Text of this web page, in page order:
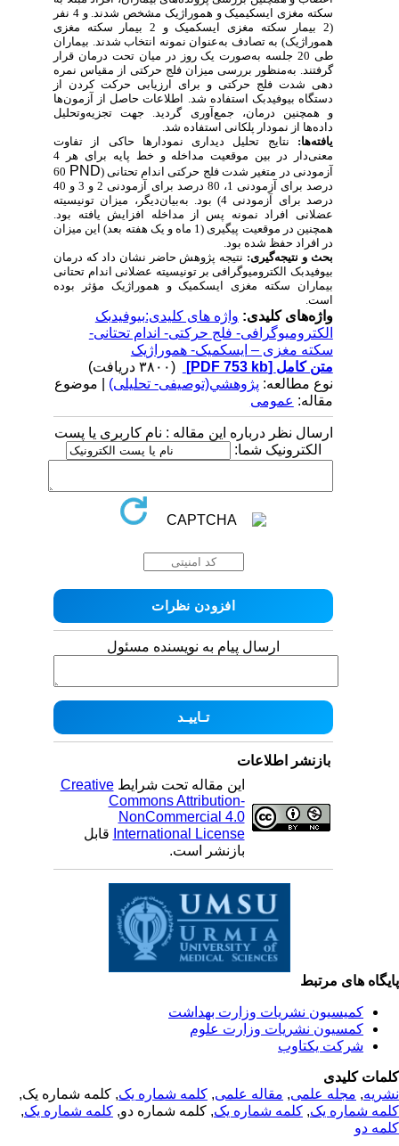
سکته مغزی ایسکیمیک و هموراژیک مشخص شدند. و 4 نفر
(2 بیمار سکته مغزی ایسکمیک و 2 بیمار سکته مغزی
هموراژیک) به تصادف به‌عنوان نمونه انتخاب شدند. بیماران
طی 20 جلسه به‌صورت یک روز در میان تحت درمان قرار
گرفتند. به‌منظور بررسی میزان فلج حرکتی از مقیاس نمره
دهی شدت فلج حرکتی و برای ارزیابی حرکت کردن از
دستگاه بیوفیدبک استفاده شد. اطلاعات حاصل از آزمون‌ها
و همچنین درمان، جمع‌آوری گردید. جهت تجزیه‌و‌تحلیل
داده‌ها از نمودار پلکانی استفاده شد.
یافته‌ها:نتایج تحلیل دیداری نمودارها حاکی از تفاوت
معنی‌دار در بین موقعیت مداخله و خط پایه برای هر 4
آزمودنی در متغیرشدت فلج حرکتیاندام تحتانی ( PND
60
درصد برای آزمودنی 1، 80 درصد برای آزمودنی 2 و 3 و 40
درصد برای آزمودنی 4
) بود. به‌بیان‌دیگر، میزان تونیسیته
عضلانی افراد نمونه پس از مداخله افزایش یافته بود.
همچنین در موقعیت پیگیری (1 ماه و یک هفته بعد) این میزان
در افراد حفظ شده بود.
بحث و نتیجه‌گیری:نتیجه پژوهش حاضر نشان داد که درمان
بیوفیدبک الکترومیوگرافی بر تونیسیته عضلانی اندام تحتانی
بیماران سکته مغزی ایسکمیک و هموراژیک مؤثر بوده
است.
واژه‌های کلیدی:واژه های کلیدی:بیوفیدبک
الکترومیوگرافی- فلج حرکتی- اندام تحتانی-
سکته مغزی – ایسکمیک- هموراژیک
متن کامل[PDF 753 kb]
نوع مطالعه:پژوهشي(توصیفی- تحلیلی) | موضوع
مقاله:عمومى
ارسال نظر درباره این مقاله : نام کاربری یا پست
الکترونیک شما:
ارسال پیام به نویسنده مسئول
بازنشر اطلاعات
این مقاله تحت شرایطCreative
Commons Attribution-
NonCommercial 4.0
International Licenseقابل
بازنشر است.
های مرتبط
کمیسیون نشریات وزارت بهداشت
کمسیون نشریات وزارت علوم
شرکت یکتاوب
کلیدی
,مجله علمی, مقاله علمی, کلمه شماره یک, کلمه شماره یک,
شماره یک,کلمه شماره یک, کلمه شماره دو,کلمه شماره یک,
دو